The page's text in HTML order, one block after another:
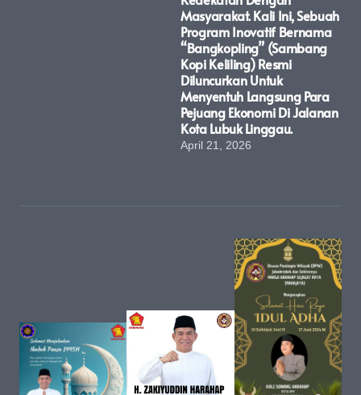
Masyarakat. Kali Ini, Sebuah
Program Inovatif Bernama
“Bangkopling” (Sambang
Kopi Keliling) Resmi
Diluncurkan Untuk
Menyentuh Langsung Para
Pejuang Ekonomi Di Jalanan
Kota Lubuk Linggau.
April 21, 2026